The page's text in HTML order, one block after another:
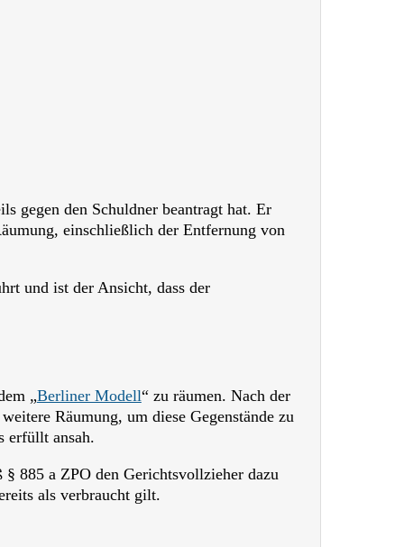
gegen den Schuldner beantragt hat. Er
einschließlich der Entfernung von
und ist der Ansicht, dass der
„Berliner Modell“ zu räumen. Nach der
Räumung, um diese Gegenstände zu
erfüllt ansah.
885 a ZPO den Gerichtsvollzieher dazu
als verbraucht gilt.